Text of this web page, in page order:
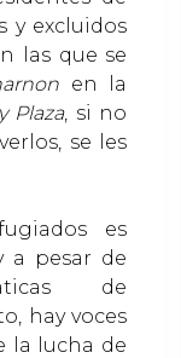
y excluidos
las que se
en la
Plaza, si no
se les
es
a pesar de
de
hay voces
la lucha de